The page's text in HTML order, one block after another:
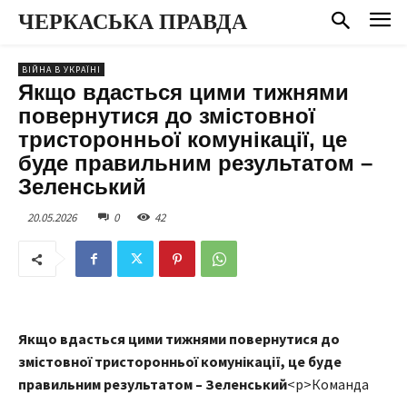
ЧЕРКАСЬКА ПРАВДА
ВІЙНА В УКРАЇНІ
Якщо вдасться цими тижнями
повернутися до змістовної
тристоронньої комунікації, це
буде правильним результатом –
Зеленський
20.05.2026 0 42
Якщо вдасться цими тижнями повернутися до
змістовної тристоронньої комунікації, це буде
правильним результатом – Зеленський<p>Команда